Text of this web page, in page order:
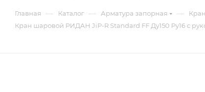
Главная — Каталог — Арматура запорная —
Кран шаровой РИДАН JiP-R Standard FF Ду150 Ру16 с